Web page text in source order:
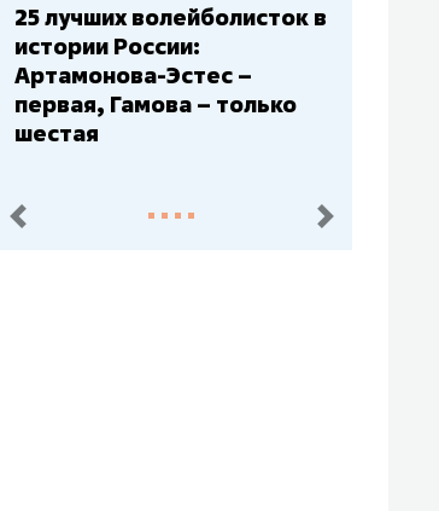
Бюджеты клубов КХЛ: СКА
– главный мажор, «Ак
Барс» – второй, «Салават
Юлаев» – середняк
пред. след.